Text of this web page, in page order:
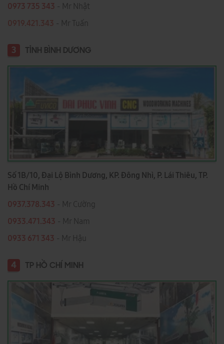
0973 735 343 - Mr Nhật
0919.421.343 ​​​​​​ - Mr Tuấn
3 TỈNH BÌNH DƯƠNG
Số 1B/10, Đại Lộ Bình Dương, KP. Đông Nhì, P. Lái Thiêu, TP.
Hồ Chí Minh
0937.378.343 - Mr Cường
0933.471.343 - Mr Nam
0933 671 343 - Mr Hậu
4 TP HỒ CHÍ MINH